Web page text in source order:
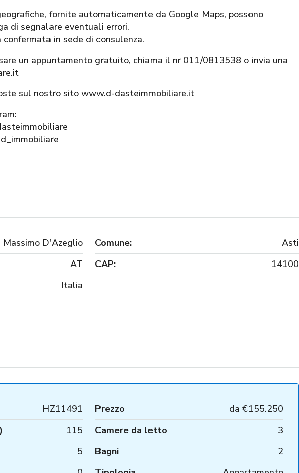
fornite automaticamente da Google Maps, possono
di segnalare eventuali errori.
in sede di consulenza.
un appuntamento gratuito, chiama il nr 011/0813538 o invia una
sul nostro sito www.d-dasteimmobiliare.it
Massimo D'Azeglio Comune:
Asti
AT CAP:
14100
Italia
HZ11491 Prezzo da €155.250
115 Camere da letto
3
5 Bagni
2